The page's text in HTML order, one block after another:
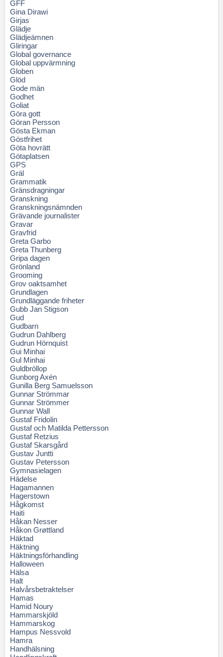
GFF
Gina Dirawi
Girjas
Glädje
Glädjeämnen
Gliringar
Global governance
Global uppvärmning
Globen
Glöd
Gode män
Godhet
Goliat
Göra gott
Göran Persson
Gösta Ekman
Göstfrihet
Göta hovrätt
Götaplatsen
GPS
Gräl
Grammatik
Gränsdragningar
Granskning
Granskningsnämnden
Grävande journalister
Gravar
Gravfrid
Greta Garbo
Greta Thunberg
Gripa dagen
Grönland
Grooming
Grov oaktsamhet
Grundlagen
Grundläggande friheter
Gubb Jan Stigson
Gud
Gudbarn
Gudrun Dahlberg
Gudrun Hörnquist
Gui Minhai
Gul Minhai
Guldbröllop
Gunborg Axén
Gunilla Berg Samuelsson
Gunnar Strömmar
Gunnar Strömmer
Gunnar Wall
Gustaf Fridolin
Gustaf och Matilda Pettersson
Gustaf Retzius
Gustaf Skarsgård
Gustav Juntti
Gustav Petersson
Gymnasielagen
Hädelse
Hagamannen
Hagerstown
Hågkomst
Haiti
Håkan Nesser
Håkon Grøttland
Häktad
Häktning
Häktningsförhandling
Halloween
Hälsa
Halt
Halvårsbetraktelser
Hamas
Hamid Noury
Hammarskjöld
Hammarskog
Hampus Nessvold
Hamra
Handhälsning